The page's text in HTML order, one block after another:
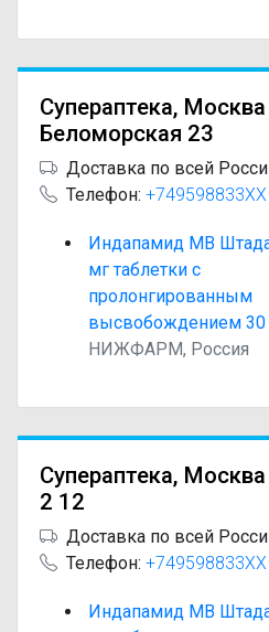
Супераптека, Москва
Беломорская 23
Доставка по всей
Телефон: +749598833XX
Индапамид МВ
мг таблетки с
пролонгированным
высвобождением
НИЖФАРМ, Россия
Супераптека,
2 12
Доставка по всей
Телефон: +749598833XX
Индапамид МВ